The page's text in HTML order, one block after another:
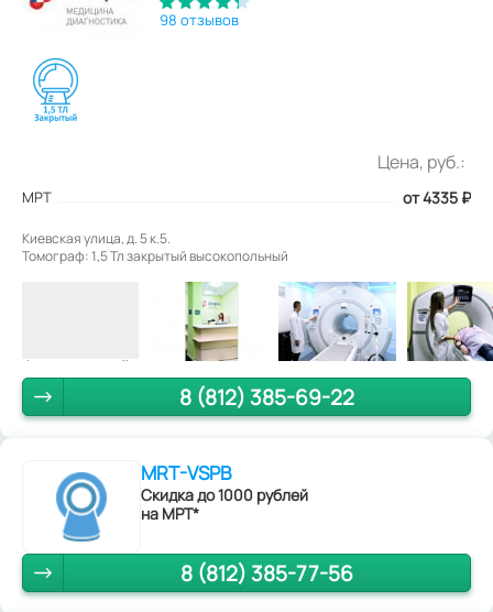
98 отзывов
Цена, руб.:
МРТ от 4335 ₽
Киевская улица, д. 5 к.5.
Томограф: 1,5 Тл закрытый высокопольный
8 (812) 385-69-22
MRT-VSPB
Скидка до 1000 рублей
на МРТ*
8 (812) 385-77-56